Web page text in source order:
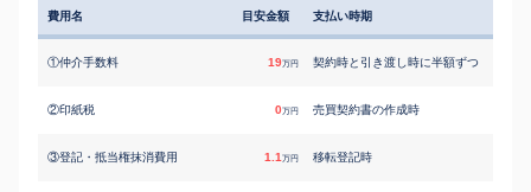
費用名 目安金額 支払い時期
①仲介手数料 19万円 契約時と引き渡し時に半額ずつ
②印紙税 0万円 売買契約書の作成時
③登記・抵当権抹消費用 1.1 万円 移転登記時